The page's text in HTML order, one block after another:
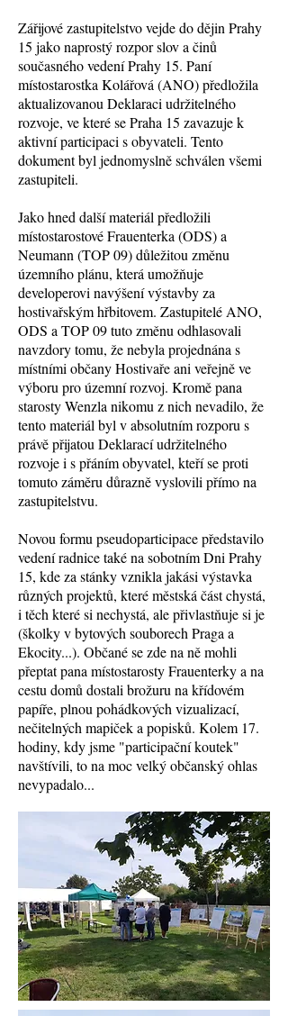
Zářijové zastupitelstvo vejde do dějin Prahy
15 jako naprostý rozpor slov a činů
současného vedení Prahy 15. Paní
místostarostka Kolářová (ANO) předložila
aktualizovanou Deklaraci udržitelného
rozvoje, ve které se Praha 15 zavazuje k
aktivní participaci s obyvateli. Tento
dokument byl jednomyslně schválen všemi
zastupiteli.
Jako hned další materiál předložili
místostarostové Frauenterka (ODS) a
Neumann (TOP 09) důležitou změnu
územního plánu, která umožňuje
developerovi navýšení výstavby za
hostivařským hřbitovem. Zastupitelé ANO,
ODS a TOP 09 tuto změnu odhlasovali
navzdory tomu, že nebyla projednána s
místními občany Hostivaře ani veřejně ve
výboru pro územní rozvoj. Kromě pana
starosty Wenzla nikomu z nich nevadilo, že
tento materiál byl v absolutním rozporu s
právě přijatou Deklarací udržitelného
rozvoje i s přáním obyvatel, kteří se proti
tomuto záměru důrazně vyslovili přímo na
zastupitelstvu.
Novou formu pseudoparticipace představilo
vedení radnice také na sobotním Dni Prahy
15, kde za stánky vznikla jakási výstavka
různých projektů, které městská část chystá,
i těch které si nechystá, ale přivlastňuje si je
(školky v bytových souborech Praga a
Ekocity...). Občané se zde na ně mohli
přeptat pana místostarosty Frauenterky a na
cestu domů dostali brožuru na křídovém
papíře, plnou pohádkových vizualizací,
nečitelných mapiček a popisků. Kolem 17.
hodiny, kdy jsme "participační koutek"
navštívili, to na moc velký občanský ohlas
nevypadalo...